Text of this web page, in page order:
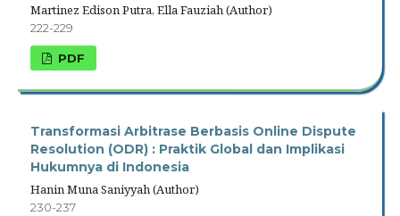
Martinez Edison Putra, Ella Fauziah (Author)
222-229
PDF
Transformasi Arbitrase Berbasis Online Dispute
Resolution (ODR) : Praktik Global dan Implikasi
Hukumnya di Indonesia
Hanin Muna Saniyyah (Author)
230-237